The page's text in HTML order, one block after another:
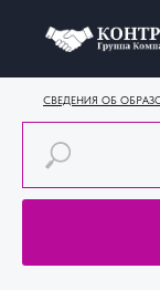
СВЕДЕНИЯ ОБ